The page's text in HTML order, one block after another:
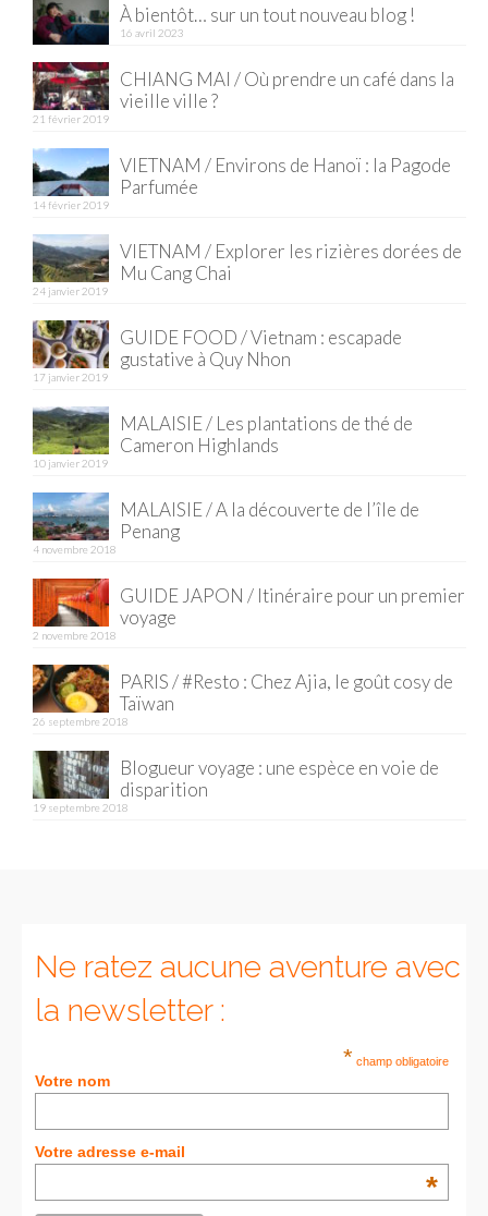
Baie d’Halong
Hué
Mu Cang Chai
Quy Nhon
EUROPE
France
La Réunion
Paris
Poitou
Saint-Malo
Savoie
Allemagne
Berlin
Munich
Danemark
Royaume-Uni
ALLEMAGNE
– Berlin
À bientôt… sur un tout nouveau blog !
16 avril 2023
CHIANG MAI / Où prendre un café dans la
vieille ville ?
21 février 2019
VIETNAM / Environs de Hanoï : la Pagode
Parfumée
14 février 2019
VIETNAM / Explorer les rizières dorées de
Mu Cang Chai
24 janvier 2019
GUIDE FOOD / Vietnam : escapade
gustative à Quy Nhon
17 janvier 2019
MALAISIE / Les plantations de thé de
Cameron Highlands
10 janvier 2019
MALAISIE / A la découverte de l’île de
Penang
4 novembre 2018
GUIDE JAPON / Itinéraire pour un premier
voyage
2 novembre 2018
PARIS / #Resto : Chez Ajia, le goût cosy de
Taïwan
26 septembre 2018
Blogueur voyage : une espèce en voie de
disparition
19 septembre 2018
Ne ratez aucune aventure avec
la newsletter :
* champ obligatoire
Votre nom
Votre adresse e-mail
*